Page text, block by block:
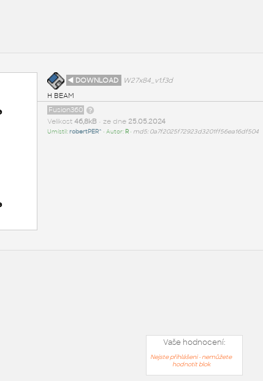
◄ DOWNLOAD
W27x84_v1.f3d
H BEAM
Fusion360
Velikost 46,8kB• ze dne 25.05.2024
Umístil:robertPER^ • Autor: R• md5: 0a7f2025f72923d3201ff56ea16df504
Vaše hodnocení:
Nejste přihlášeni - nemůžete
hodnotit blok